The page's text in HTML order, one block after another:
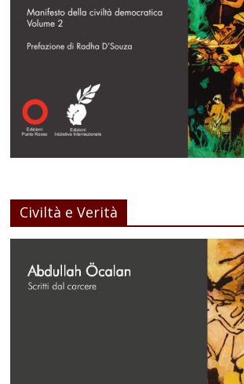
Civiltà e Verità